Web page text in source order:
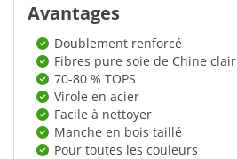
Avantages
Doublement renforcé
Fibres pure soie de Chine clair
70-80 % TOPS
Virole en acier
Facile à nettoyer
Manche en bois taillé
Pour toutes les couleurs